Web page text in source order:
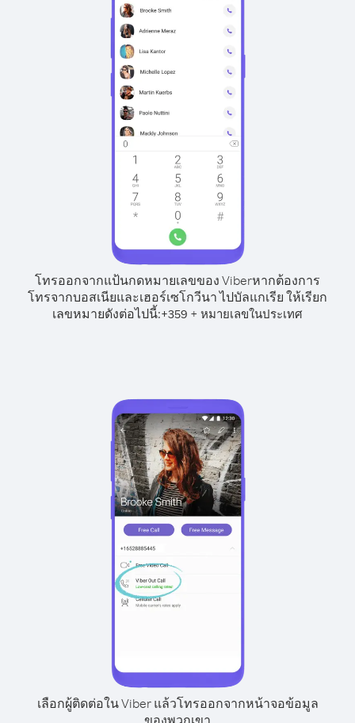
โทรออกจากแป้นกดหมายเลขของ Viberหากต้องการ
โทรจากบอสเนียและเฮอร์เซโกวีนา ไปบัลแกเรีย ให้เรียก
เลขหมายดังต่อไปนี้:+359 + หมายเลขในประเทศ
เลือกผู้ติดต่อใน Viber แล้วโทรออกจากหน้าจอข้อมูล
ของพวกเขา